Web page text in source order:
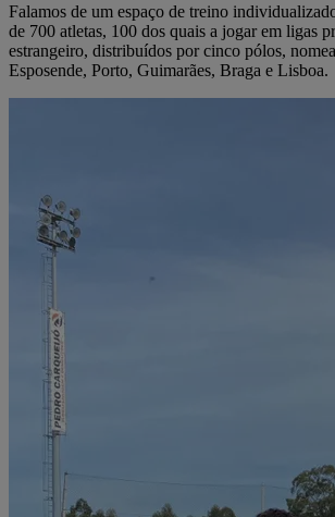
Falamos de um espaço de treino
de 700 atletas, 100 dos quais a jogar em ligas
estrangeiro, distribuídos por cinco pólos,
Esposende, Porto, Guimarães, Braga e Lisboa.